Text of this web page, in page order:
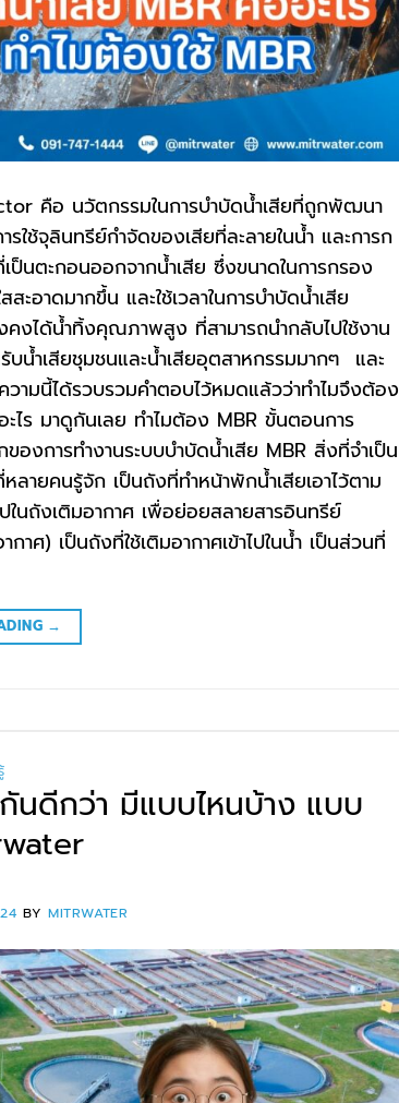
คือ นวัตกรรมในการบำบัดน้ำเสียที่ถูกพัฒนา
ใช้จุลินทรีย์กำจัดของเสียที่ละลายในน้ำ และการก
ป็นตะกอนออกจากน้ำเสีย ซึ่งขนาดในการกรอง
อาดมากขึ้น และใช้เวลาในการบำบัดน้ำเสีย
คงได้น้ำทิ้งคุณภาพสูง ที่สามารถนำกลับไปใช้งาน
บน้ำเสียชุมชนและน้ำเสียอุตสาหกรรมมากๆ และ
ามนี้ได้รวบรวมคำตอบไว้หมดแล้วว่าทำไมจึงต้อง
ไร มาดูกันเลย ทำไมต้อง MBR ขั้นตอนการ
งการทำงานระบบบำบัดน้ำเสีย MBR สิ่งที่จำเป็น
ยคนรู้จัก เป็นถังที่ทำหน้าพักน้ำเสียเอาไว้ตาม
ในถังเติมอากาศ เพื่อย่อยสลายสารอินทรีย์
) เป็นถังที่ใช้เติมอากาศเข้าไปในน้ำ เป็นส่วนที่
→
นดีกว่า มีแบบไหนบ้าง แบบ
BY MITRWATER